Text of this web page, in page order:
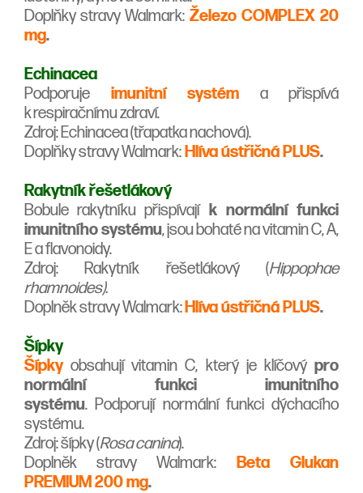
Doplňky stravy Walmark: Železo COMPLEX 20
mg.
Echinacea
Podporuje
imunitní systém
a přispívá
k respiračnímu zdraví. ​
Zdroj: Echinacea (třapatka nachová).
Doplňky stravy Walmark: Hlíva ústřičná PLUS.
Rakytník řešetlákový
Bobule rakytníku přispívajík normální funkci
imunitního systému, jsou bohaté na vitamin C, A,
E a flavonoidy.
Zdroj: Rakytník řešetlákový (Hippophae
rhamnoides).
Doplněk stravy Walmark: Hlíva ústřičná PLUS.
Šípky
Šípky obsahují vitamin C, který je klíčovýpro
normální funkci imunitního
systému. Podporují normální funkci dýchacího
systému.
Zdroj: šípky (Rosa canina).
Doplněk stravy Walmark:
Beta Glukan
PREMIUM 200 mg.